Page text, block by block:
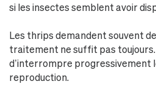
si les insectes semblent avoir
Les thrips demandent souvent
traitement ne suffit pas
d’interrompre progressivement
reproduction.